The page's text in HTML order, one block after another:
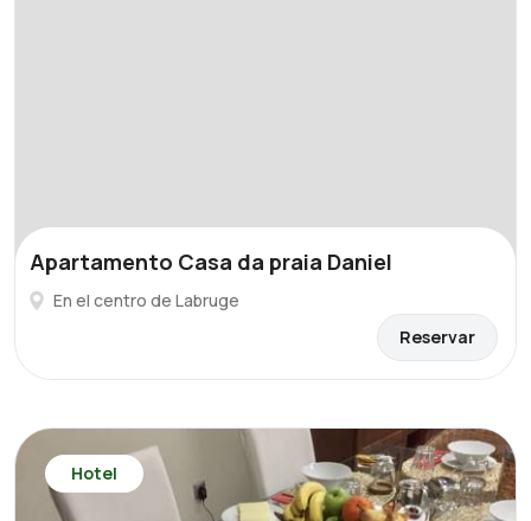
Apartamento Casa da praia Daniel
En el centro de Labruge
Reservar
Hotel